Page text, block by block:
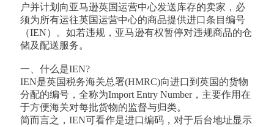
户并计划向亚马逊英国运营中心发送库存的卖家，必
须为所有运往英国运营中心的商品提供进口条目编号
（IEN）。如若违规，亚马逊有权暂停对违规商品的仓
储及配送服务。
一、什么是IEN?
IEN是英国税务海关总署(HMRC)向进口到英国的货物
分配的编号，全称为Import Entry Number，主要作用在
于方便海关对每批货物的监督与归类。
简而言之，IEN可看作是进口编码，对于后台地址显示